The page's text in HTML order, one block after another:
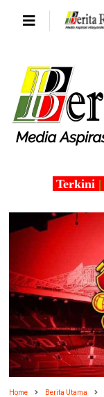
Terkini |
Home Berita Utama